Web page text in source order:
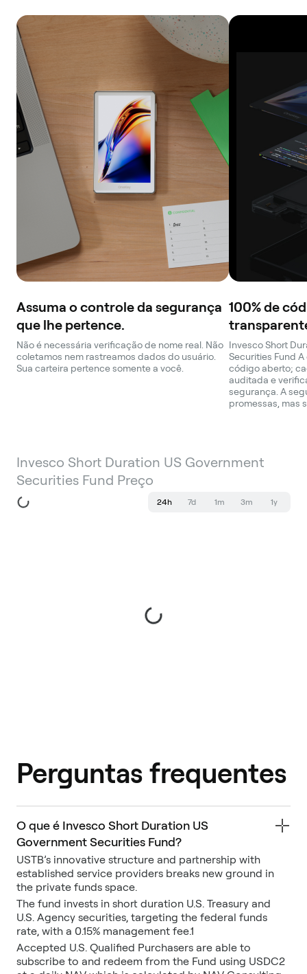
Assuma o controle da segurança
que lhe pertence.
Não é necessária verificação de nome real. Não
coletamos nem rastreamos dados do usuário.
Sua carteira pertence somente a você.
100% de
Invesco Short
Securities Fund
código aberto;
auditada e
segurança. A
promessas, mas
Invesco Short Duration US Government
Securities Fund Preço
24h 7d 1m 3m 1y
Perguntas frequentes
O que é Invesco Short Duration US
Government Securities Fund?
USTB’s innovative structure and partnership with
established service providers breaks new ground in
the private funds space.
The fund invests in short duration U.S. Treasury and
U.S. Agency securities, targeting the federal funds
rate, with a 0.15% management fee.1
Accepted U.S. Qualified Purchasers are able to
subscribe to and redeem from the Fund using USDC2